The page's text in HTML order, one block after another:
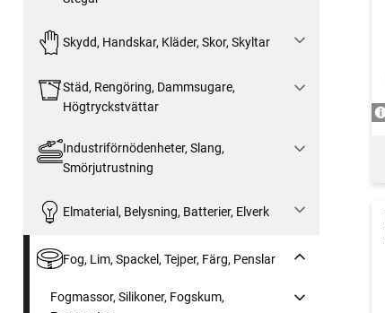
Skydd, Handskar, Kläder, Skor, Skyltar
Städ, Rengöring, Dammsugare,
Högtryckstvättar
Industriförnödenheter, Slang,
Smörjutrustning
Elmaterial, Belysning, Batterier, Elverk
Fog, Lim, Spackel, Tejper, Färg, Penslar
Fogmassor, Silikoner, Fogskum,